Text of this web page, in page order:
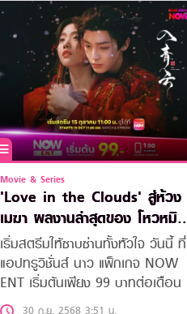
Movie & Series
'Love in the Clouds' สู่ห้วง
เมฆา ผลงานล่าสุดของ โหวหมิง
ฮ่าว กับ หลูอวี้เสี่ยว
เริ่มสตรีมให้ซาบซ่านทั้งหัวใจ วันนี้ ที่
แอปทรูวิชั่นส์ นาว แพ็กเกจ NOW
ENT เริ่มต้นเพียง 99 บาทต่อเดือน
30 ก.ย. 2568 3:51 น.